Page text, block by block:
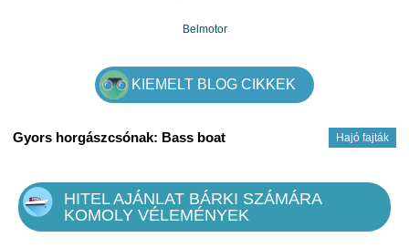
Belmotor
KIEMELT BLOG CIKKEK
Hajó fajták
Gyors horgászcsónak: Bass boat
HITEL AJÁNLAT BÁRKI SZÁMÁRA
KOMOLY VÉLEMÉNYEK